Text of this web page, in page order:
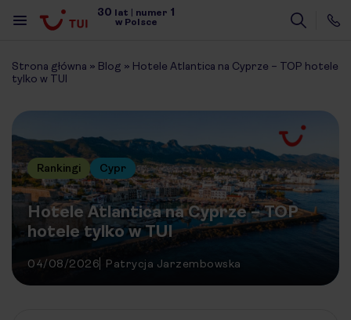
30 lat | numer 1
w Polsce
Strona główna » Blog » Hotele Atlantica na Cyprze – TOP hotele
tylko w TUI
Rankingi Cypr
Hotele Atlantica na Cyprze – TOP
hotele tylko w TUI
04/08/2026 Patrycja Jarzembowska